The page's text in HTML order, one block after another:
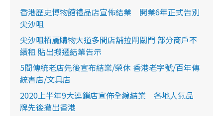
香港歷史博物館禮品店宣佈結業 開業6年正式告別
尖沙咀
尖沙咀栢麗購物大道多間店舖拉閘關門 部分商戶不
續租 貼出搬遷結業告示
5間傳統老店先後宣布結業/榮休 香港老字號/百年傳
統書店/文具店
2020上半年9大連鎖店宣佈全線結業 各地人氣品
牌先後撤出香港